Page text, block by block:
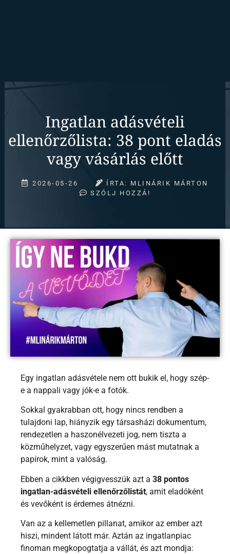
Ingatlan adásvételi
ellenőrzőlista: 38 pont eladás
vagy vásárlás előtt
2026-05-26 ÍRTA: MLINÁRIK MÁRTON
SZÓLJ HOZZÁ!
Egy ingatlan adásvétele nem ott bukik el, hogy szép-
e a nappali vagy jók-e a fotók.
Sokkal gyakrabban ott, hogy nincs rendben a
tulajdoni lap, hiányzik egy társasházi dokumentum,
rendezetlen a haszonélvezeti jog, nem tiszta a
közműhelyzet, vagy egyszerűen mást mutatnak a
papírok, mint a valóság.
Ebben a cikkben végigvesszük azt a 38 pontos
ingatlan-adásvételi ellenőrzőlistát, amit eladóként
és vevőként is érdemes átnézni.
Van az a kellemetlen pillanat, amikor az ember azt
hiszi, mindent látott már. Aztán az ingatlanpiac
finoman megkopogtatja a vállát, és azt mondja: